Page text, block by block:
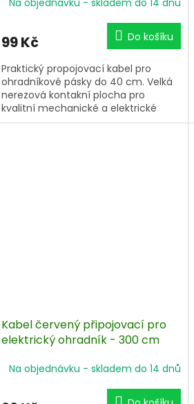
99 Kč Do košíku
Praktický propojovací kabel pro
ohradníkové pásky do 40 cm. Velká
nerezová kontakní plocha pro
kvalitní mechanické a elektrické
spojení. Délka kabelu 80 cm. Křídlové
Kabel červený připojovací pro
elektrický ohradník - 300 cm
Na objednávku - skladem do 14 dnů